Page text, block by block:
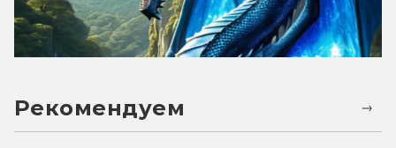
Рекомендуем